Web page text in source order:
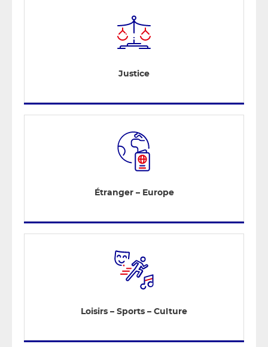
Justice
Étranger – Europe
Loisirs – Sports – Culture